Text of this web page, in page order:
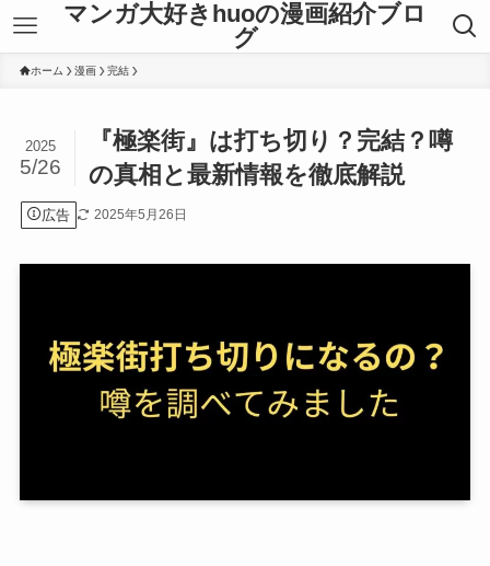
マンガ大好きhuoの漫画紹介ブロ
グ
ホーム 漫画 完結
『極楽街』は打ち切り？完結？噂
の真相と最新情報を徹底解説
2025
5/26
広告 2025年5月26日